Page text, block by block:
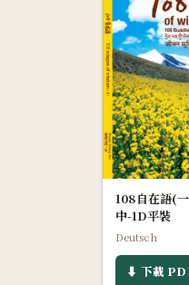
108自在語(
中-1D平裝
Deutsch
⬇ 下載